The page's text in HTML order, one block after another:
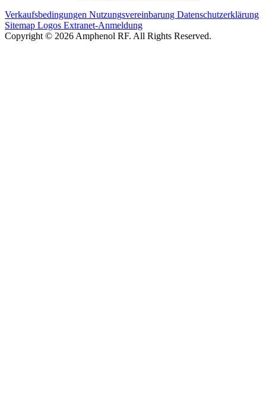
Verkaufsbedingungen Nutzungsvereinbarung Datenschutzerklärung
Sitemap Logos Extranet-Anmeldung
Copyright © 2026 Amphenol RF. All Rights Reserved.